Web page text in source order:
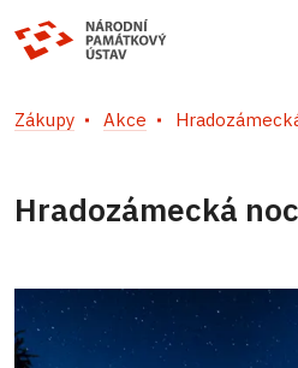
Zákupy Akce
Hradozámecká